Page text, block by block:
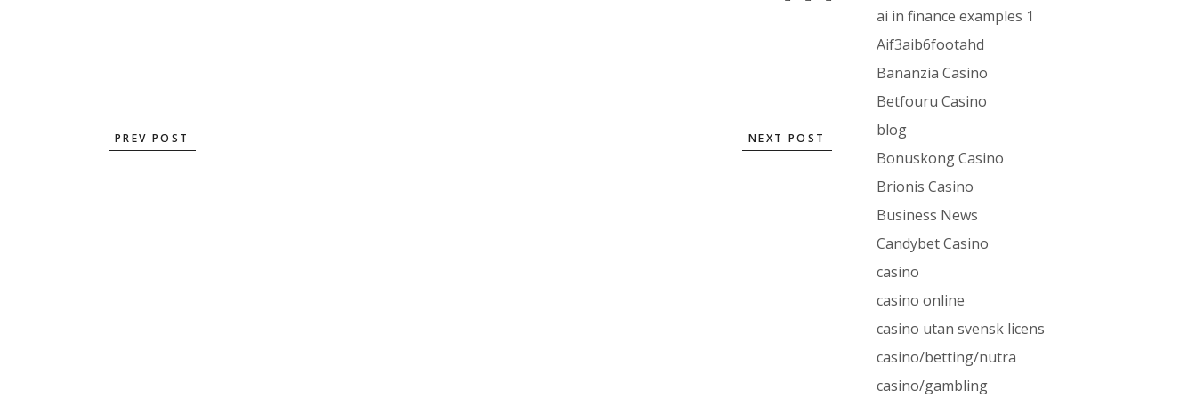
PREV POST NEXT POST
ai in finance examples 1
Aif3aib6footahd
Bananzia Casino
Betfouru Casino
blog
Bonuskong Casino
Brionis Casino
Business News
Candybet Casino
casino
casino online
casino utan svensk licens
casino/betting/nutra
casino/gambling